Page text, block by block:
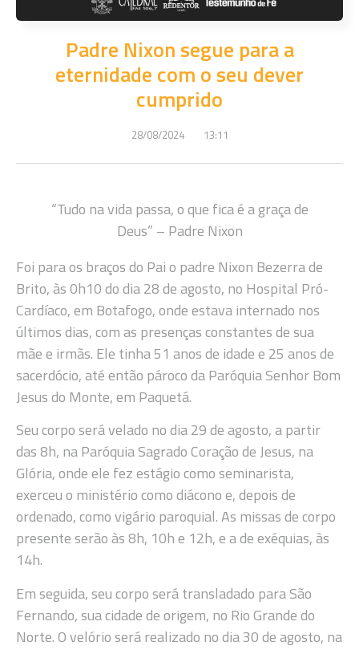
Padre Nixon segue para a
eternidade com o seu dever
cumprido
28/08/2024 13:11
“Tudo na vida passa, o que fica é a graça de
Deus” – Padre Nixon
Foi para os braços do Pai o padre Nixon Bezerra de
Brito, às 0h10 do dia 28 de agosto, no Hospital Pró-
Cardíaco, em Botafogo, onde estava internado nos
últimos dias, com as presenças constantes de sua
mãe e irmãs. Ele tinha 51 anos de idade e 25 anos de
sacerdócio, até então pároco da Paróquia Senhor Bom
Jesus do Monte, em Paquetá.
Seu corpo será velado no dia 29 de agosto, a partir
das 8h, na Paróquia Sagrado Coração de Jesus, na
Glória, onde ele fez estágio como seminarista,
exerceu o ministério como diácono e, depois de
ordenado, como vigário paroquial. As missas de corpo
presente serão às 8h, 10h e 12h, e a de exéquias, às
14h.
Em seguida, seu corpo será transladado para São
Fernando, sua cidade de origem, no Rio Grande do
Norte. O velório será realizado no dia 30 de agosto, na